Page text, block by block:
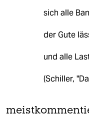
sich alle
der Gute
und alle
(Schiller,